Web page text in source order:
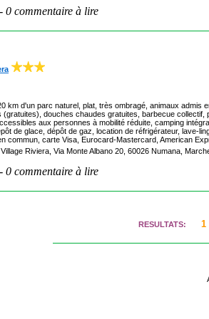
- 0 commentaire à lire
km d'un parc naturel, plat, très ombragé, animaux
(gratuites), douches chaudes gratuites, barbecue
aux personnes à mobilité réduite, camping
de glace, dépôt de gaz, location de réfrigérateur, lave-
commun, carte Visa, Eurocard-Mastercard, American
Riviera , Via Monte Albano 20, 60026 Numana,
- 0 commentaire à lire
RESULTATS: 1